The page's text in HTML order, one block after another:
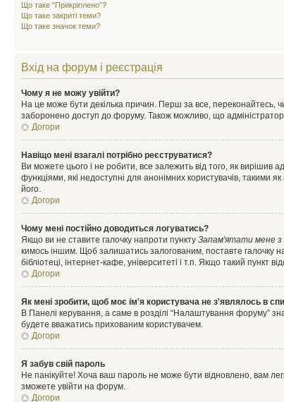
Що таке “Прикріплено”?
Що таке закриті теми?
Що таке значок теми?
Вхід на форум і реєстрація
Чому я не можу увійти?
На це може бути декілька причин. Перш за все, переконайтесь,
заборонено доступ до форуму. Також можливо, що
Догори
Навіщо мені взагалі потрібно реєструватися?
Ви можете цього і не робити, все залежить від того, як вирішив
функціями, які недоступні для анонімних користувачів, такими
його.
Догори
Чому мені постійно доводиться логуватись?
Якщо ви не ставите галочку напроти пункту Запам'ятати мене
кимось іншим. Щоб залишатись залогованим, поставте галочку
бібліотеці, інтернет-кафе, університеті і т.п. Якщо такий пункт
Догори
Як мені зробити, щоб моє ім'я користувача не з'являлось в
В Панелі керування, а саме в розділі “Налаштування форуму”
будете вважатись прихованим користувачем.
Догори
Я забув свій пароль
Не панікуйте! Хоча ваш пароль не може бути відновлено, вам
зможете увійти на форум.
Догори